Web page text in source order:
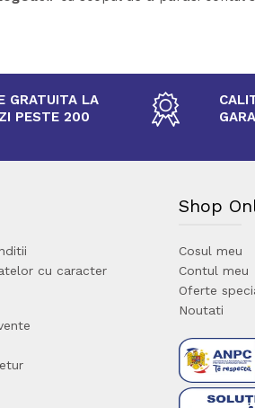
GRATUITA LA
PESTE 200
cu caracter
Shop
Cosul meu
Contul meu
Oferte
Noutati